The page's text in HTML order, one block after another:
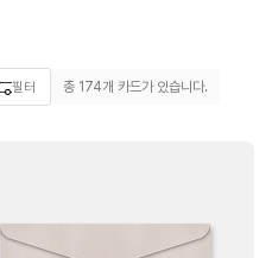
필터 총 174개 카드가 있습니다.